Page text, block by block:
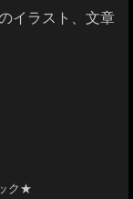
イラスト、文章
ク★